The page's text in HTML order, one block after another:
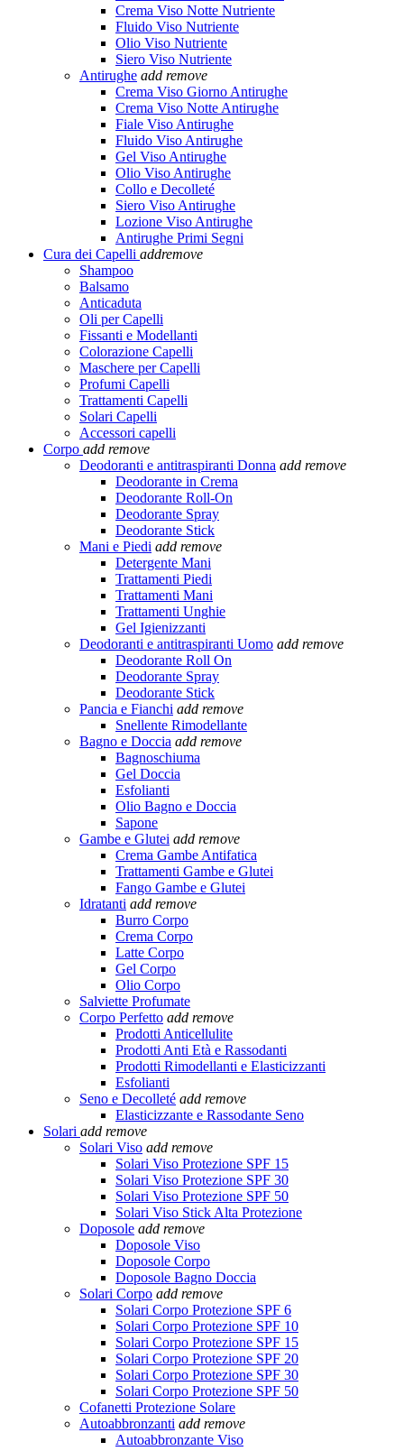
Crema Viso Notte Nutriente
Fluido Viso Nutriente
Olio Viso Nutriente
Siero Viso Nutriente
Antirughe add remove
Crema Viso Giorno Antirughe
Crema Viso Notte Antirughe
Fiale Viso Antirughe
Fluido Viso Antirughe
Gel Viso Antirughe
Olio Viso Antirughe
Collo e Decolleté
Siero Viso Antirughe
Lozione Viso Antirughe
Antirughe Primi Segni
Cura dei Capelli addremove
Shampoo
Balsamo
Anticaduta
Oli per Capelli
Fissanti e Modellanti
Colorazione Capelli
Maschere per Capelli
Profumi Capelli
Trattamenti Capelli
Solari Capelli
Accessori capelli
Corpo add remove
Deodoranti e antitraspiranti Donna add remove
Deodorante in Crema
Deodorante Roll-On
Deodorante Spray
Deodorante Stick
Mani e Piedi add remove
Detergente Mani
Trattamenti Piedi
Trattamenti Mani
Trattamenti Unghie
Gel Igienizzanti
Deodoranti e antitraspiranti Uomo add remove
Deodorante Roll On
Deodorante Spray
Deodorante Stick
Pancia e Fianchi add remove
Snellente Rimodellante
Bagno e Doccia add remove
Bagnoschiuma
Gel Doccia
Esfolianti
Olio Bagno e Doccia
Sapone
Gambe e Glutei add remove
Crema Gambe Antifatica
Trattamenti Gambe e Glutei
Fango Gambe e Glutei
Idratanti add remove
Burro Corpo
Crema Corpo
Latte Corpo
Gel Corpo
Olio Corpo
Salviette Profumate
Corpo Perfetto add remove
Prodotti Anticellulite
Prodotti Anti Età e Rassodanti
Prodotti Rimodellanti e Elasticizzanti
Esfolianti
Seno e Decolleté add remove
Elasticizzante e Rassodante Seno
Solari add remove
Solari Viso add remove
Solari Viso Protezione SPF 15
Solari Viso Protezione SPF 30
Solari Viso Protezione SPF 50
Solari Viso Stick Alta Protezione
Doposole add remove
Doposole Viso
Doposole Corpo
Doposole Bagno Doccia
Solari Corpo add remove
Solari Corpo Protezione SPF 6
Solari Corpo Protezione SPF 10
Solari Corpo Protezione SPF 15
Solari Corpo Protezione SPF 20
Solari Corpo Protezione SPF 30
Solari Corpo Protezione SPF 50
Cofanetti Protezione Solare
Autoabbronzanti add remove
Autoabbronzante Viso